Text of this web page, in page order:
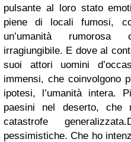
pulsante al loro stato
piene di locali fumosi,
un’umanità
irragiungibile. E dove al
suoi attori uomini
immensi, che coinvolgono
ipotesi, l’umanità intera.
paesini nel deserto, che
catastrofe
pessimistiche. Che ho